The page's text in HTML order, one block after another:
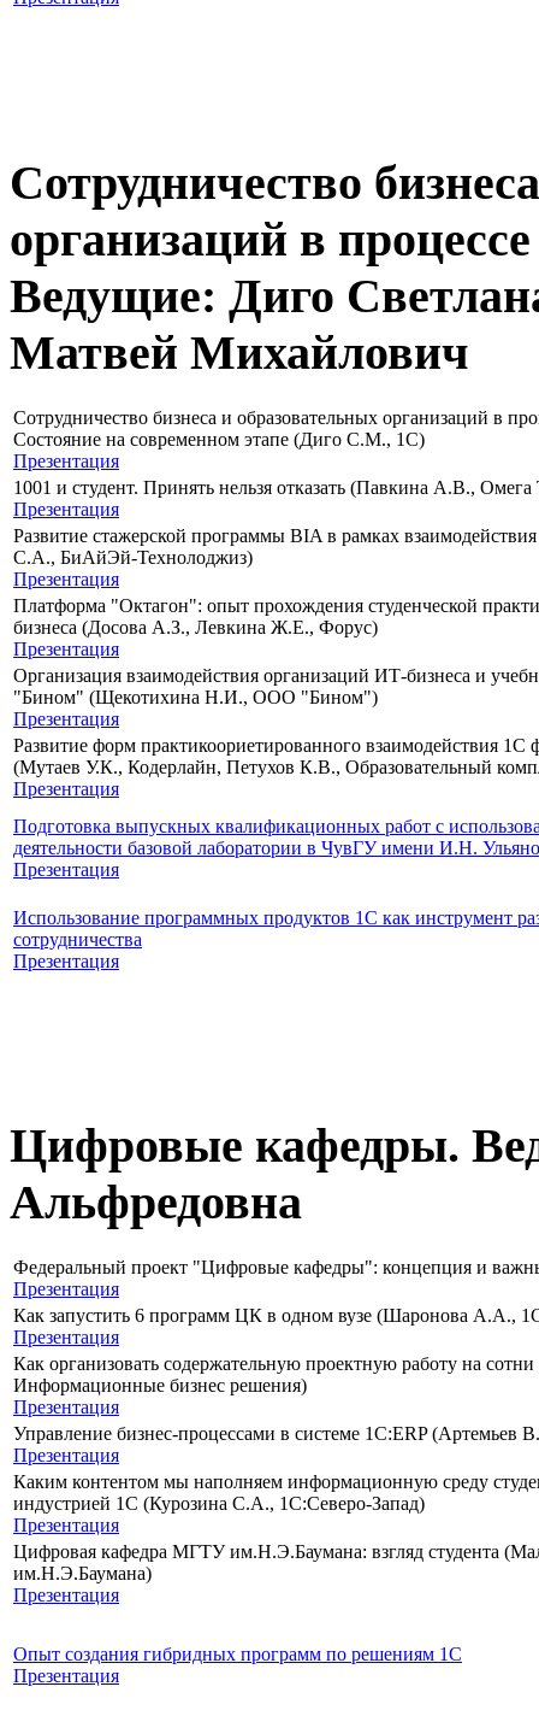
Сотрудничество
организаций в
Ведущие: Диго
Матвей Михайлович
Сотрудничество бизнеса и образовательных организаций в
Состояние на современном этапе (Диго С.М., 1С)
Презентация
1001 и студент. Принять нельзя отказать (Павкина А.В.,
Презентация
Развитие стажерской программы BIA в рамках
С.А., БиАйЭй-Технолоджиз)
Презентация
Платформа "Октагон": опыт прохождения студенческой
бизнеса (Досова А.З., Левкина Ж.Е., Форус)
Презентация
Организация взаимодействия организаций ИТ-бизнеса и
"Бином" (Щекотихина Н.И., ООО "Бином")
Презентация
Развитие форм практикоориетированного взаимодействия 1С
(Мутаев У.К., Кодерлайн, Петухов К.В., Образовательный
Презентация
Подготовка выпускных квалификационных работ с
деятельности базовой лаборатории в ЧувГУ имени И.Н.
Презентация
Использование программных продуктов 1С как инструмент
сотрудничества
Презентация
Цифровые кафедры.
Альфредовна
Федеральный проект "Цифровые кафедры": концепция и
Презентация
Как запустить 6 программ ЦК в одном вузе (Шаронова А.А.,
Презентация
Как организовать содержательную проектную работу на
Информационные бизнес решения)
Презентация
Управление бизнес-процессами в системе 1С:ERP
Презентация
Каким контентом мы наполняем информационную среду
индустрией 1С (Курозина С.А., 1С:Северо-Запад)
Презентация
Цифровая кафедра МГТУ им.Н.Э.Баумана: взгляд студента
им.Н.Э.Баумана)
Презентация
Опыт создания гибридных программ по решениям 1С
Презентация